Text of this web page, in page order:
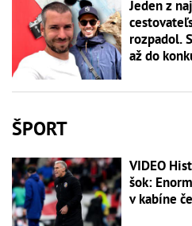
Jeden z
rozpadol.
až do
ŠPORT
VIDEO
šok:
v kabíne